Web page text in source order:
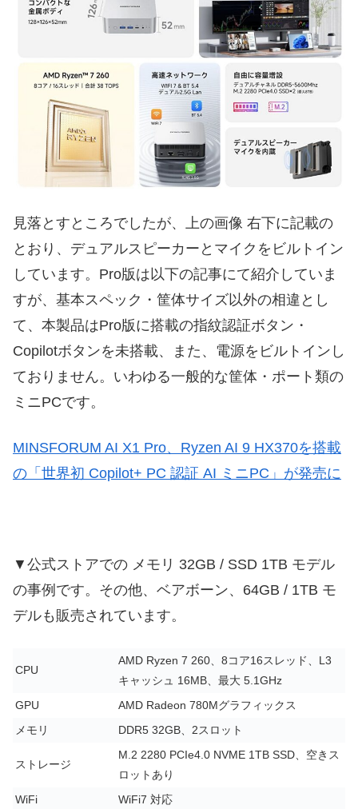
見落とすところでしたが、上の画像 右下に記載の
とおり、デュアルスピーカーとマイクをビルトイン
しています。Pro版は以下の記事にて紹介していま
すが、基本スペック・筐体サイズ以外の相違とし
て、本製品はPro版に搭載の指紋認証ボタン・
Copilotボタンを未搭載、また、電源をビルトインし
ておりません。いわゆる一般的な筐体・ポート類の
ミニPCです。
MINSFORUM AI X1 Pro、Ryzen AI 9 HX370を搭載
の「世界初 Copilot+ PC 認証 AI ミニPC」が発売に
▼公式ストアでの メモリ 32GB / SSD 1TB モデル
の事例です。その他、ベアボーン、64GB / 1TB モ
デルも販売されています。
CPU
AMD Ryzen 7 260、8コア16スレッド、L3
キャッシュ 16MB、最大 5.1GHz
GPU
AMD Radeon 780Mグラフィックス
メモリ
DDR5 32GB、2スロット
ストレージ
M.2 2280 PCIe4.0 NVME 1TB SSD、空きス
ロットあり
WiFi
WiFi7 対応